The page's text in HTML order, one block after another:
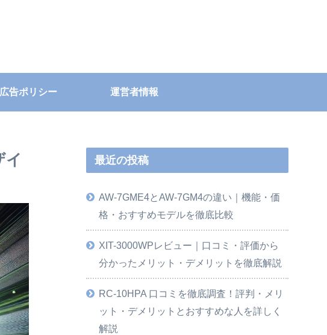
広告ポリシー 運営者情報
イ
最近の投稿
AW-7GME4とAW-7GM4の違い｜機能・価
格・おすすめモデルを徹底比較
XIT-3000WPレビュー｜口コミ・評価から
分かったメリット・デメリットを徹底解説
RC-10HPA 口コミを徹底調査！評判・メリ
ット・デメリットとおすすめな人を詳しく
解説